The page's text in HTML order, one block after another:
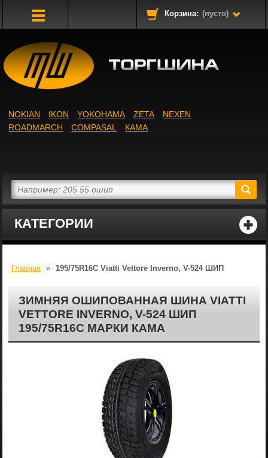
Корзина: (пусто)
КАТЕГОРИИ
NOKIAN IKON YOKOHAMA ZETA
NEXEN
ROADMARCH
COMPASAL КАМА
Главная » 195/75R16C Viatti Vettore Inverno, V-524 ШИП
ЗИМНЯЯ ОШИПОВАННАЯ ШИНА VIATTI
VETTORE INVERNO, V-524 ШИП
195/75R16C МАРКИ КАМА